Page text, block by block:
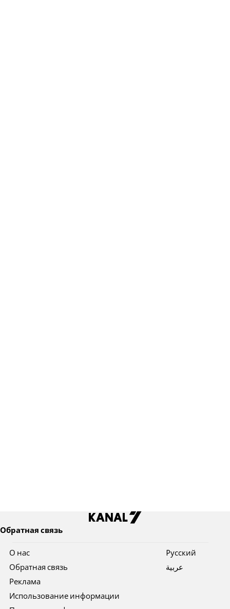
Обратная связь
О нас
Обратная связь
Реклама
Использование информации
Pусский
عربية